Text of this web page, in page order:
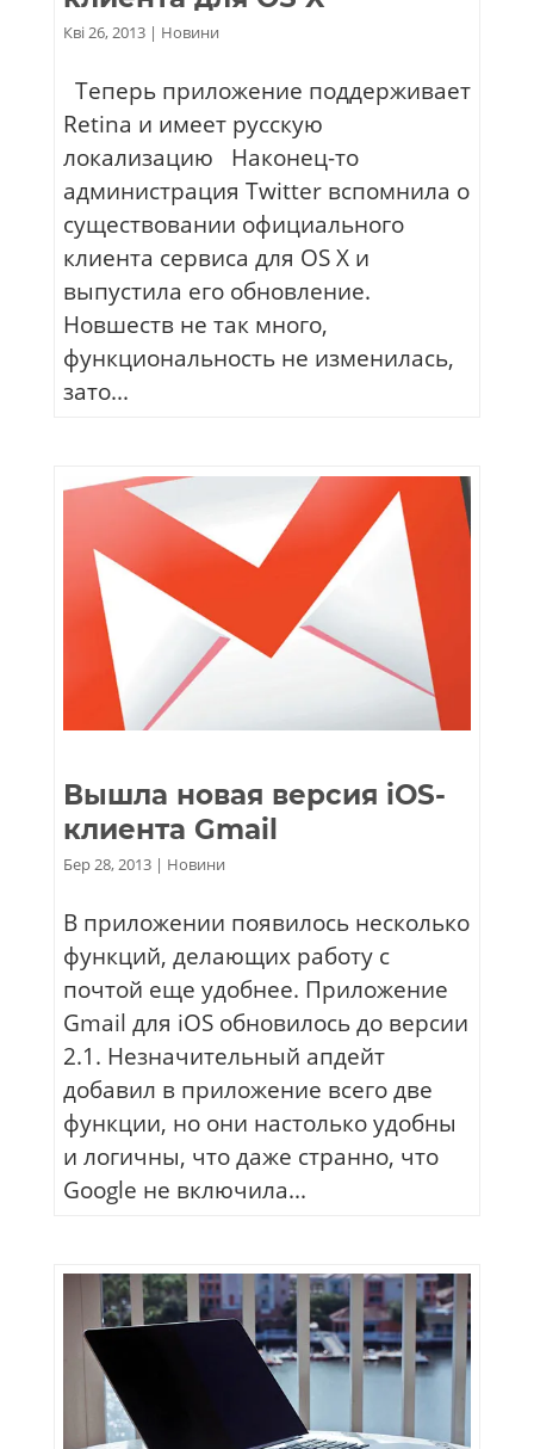
Кві 26, 2013| Новини
Теперь приложение поддерживает
Retina и имеет русскую
локализацию Наконец-то
администрация Twitter вспомнила о
существовании официального
клиента сервиса для OS X и
выпустила его обновление.
Новшеств не так много,
функциональность не изменилась,
зато...
Вышла новая версия iOS-
клиента Gmail
Бер 28, 2013| Новини
В приложении появилось несколько
функций, делающих работу с
почтой еще удобнее. Приложение
Gmail для iOS обновилось до версии
2.1. Незначительный апдейт
добавил в приложение всего две
функции, но они настолько удобны
и логичны, что даже странно, что
Google не включила...